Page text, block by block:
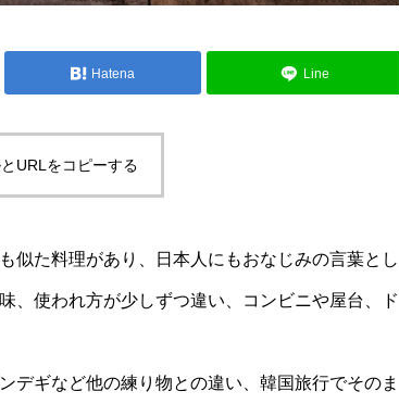
Hatena Line
URLをコピーする
似た料理があり、日本人にもおなじみの言葉とし
、使われ方が少しずつ違い、コンビニや屋台、ド
デギなど他の練り物との違い、韓国旅行でそのま